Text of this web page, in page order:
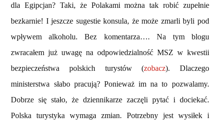
dla Egipcjan? Taki, że Polakami można tak robić zupełnie
bezkarnie! I jeszcze sugestie konsula, że może zmarli byli pod
wpływem alkoholu. Bez komentarza…. Na tym blogu
zwracałem już uwagę na odpowiedzialność MSZ w kwestii
bezpieczeństwa polskich turystów (zobacz). Dlaczego
ministerstwa słabo pracują? Ponieważ im na to pozwalamy.
Dobrze się stało, że dziennikarze zaczęli pytać i dociekać.
Polska turystyka wymaga zmian. Potrzebny jest wysiłek i